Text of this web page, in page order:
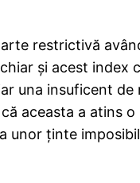
restrictivă
şi acest index
una insuficent de
aceasta a atins
unor ţinte